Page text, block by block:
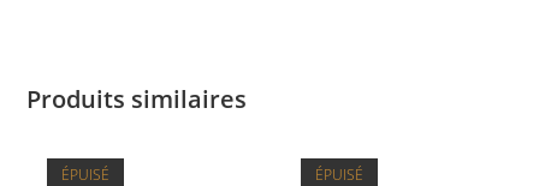
Produits similaires
ÉPUISÉ ÉPUISÉ